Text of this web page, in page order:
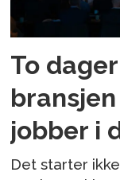
To
jobber i
Det starter